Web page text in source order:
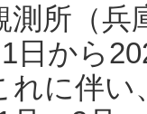
測所（
日から
に伴い